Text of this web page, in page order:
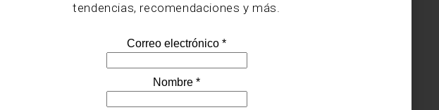
tendencias, recomendaciones y más.